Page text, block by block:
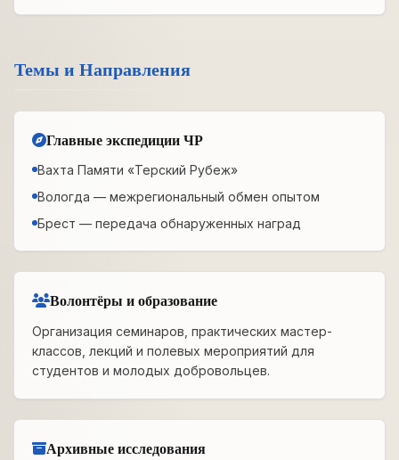
Темы и Направления
Главные экспедиции ЧР
Вахта Памяти «Терский Рубеж»
Вологда — межрегиональный обмен опытом
Брест — передача обнаруженных наград
Волонтёры и образование
Организация семинаров, практических мастер-
классов, лекций и полевых мероприятий для
студентов и молодых добровольцев.
Архивные исследования